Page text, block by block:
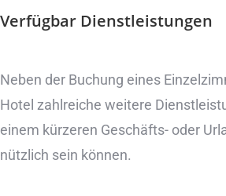
Verfügbar Dienstleistungen
Neben der Buchung eines
Hotel zahlreiche weitere
einem kürzeren Geschäfts- oder
nützlich sein können.